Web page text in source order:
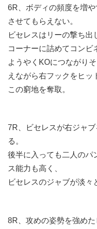
6R、ボディの頻度を増
させてもらえない。
ビセレスはリーの撃ち出
コーナーに詰めてコンビ
ようやくKOにつながり
えながら右フックをヒッ
この窮地を奪取。
7R、ビセレスが右ジャ
る。
後半に入っても二人のパ
ス能力も高く、
ビセレスのジャブが淡々
8R、攻めの姿勢を強めた